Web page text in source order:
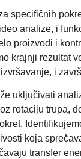
specifičnih
analize, i
proizvodi i
krajnji rezultat
i
uključivati
rotaciju trupa,
koja
transfer